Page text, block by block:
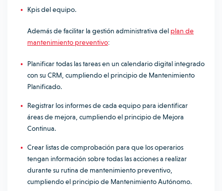
Kpis del equipo.
Además de facilitar la gestión administrativa del plan de
mantenimiento preventivo:
Planificar todas las tareas en un calendario digital integrado
con su CRM, cumpliendo el principio de Mantenimiento
Planificado.
Registrar los informes de cada equipo para identificar
áreas de mejora, cumpliendo el principio de Mejora
Continua.
Crear listas de comprobación para que los operarios
tengan información sobre todas las acciones a realizar
durante su rutina de mantenimiento preventivo,
cumpliendo el principio de Mantenimiento Autónomo.